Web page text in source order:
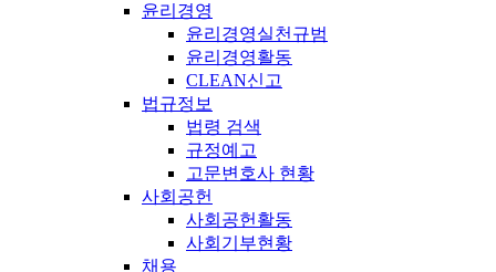
윤리경영
윤리경영실천규범
윤리경영활동
CLEAN신고
법규정보
법령 검색
규정예고
고문변호사 현황
사회공헌
사회공헌활동
사회기부현황
채용